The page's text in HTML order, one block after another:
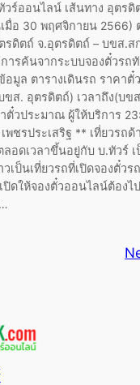
วร์ออนไลน์ เส้นทาง อุตร
อ 30 พฤศจิกายน 2566)
รดิตถ์ จ.อุตรดิตถ์ – บขส.
ารค้นจากระบบจองตั๋วรถ
มูล ตารางเดินรถ ราคาตั๋
ขส. อุตรดิตถ์) เวลาถึง(บข
ตั๋วประมาณ ผู้ให้บริการ
พชรประเสริฐ ** เที่ยวรถ
ลอดเวลาขึ้นอยู่กับ บ.ทัวร์
วเป็นเที่ยวรถที่เปิดจองตั๋ว
ปิดให้จองตั๋วออนไลน์ต้องไ